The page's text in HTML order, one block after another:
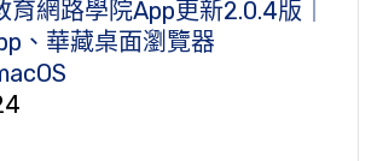
網路學院App更新2.0.4版｜
、華藏桌面瀏覽器